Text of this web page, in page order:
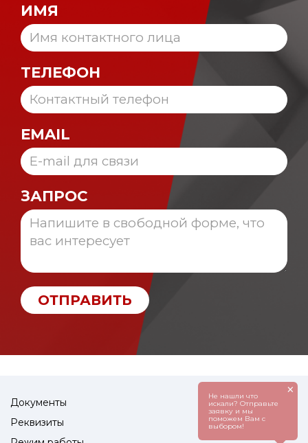
ИМЯ
ТЕЛЕФОН
EMAIL
ЗАПРОС
ОТПРАВИТЬ
Документы
Реквизиты
Не нашли что
искали? Отправьте
заявку и мы
поможем Вам с
выбором!
×